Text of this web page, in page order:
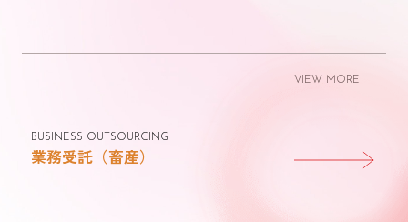
BUSINESS OUTSOURCING
業務受託（畜産）
VIEW MORE